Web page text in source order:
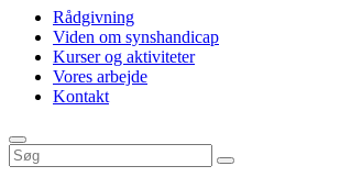
Rådgivning
Viden om synshandicap
Kurser og aktiviteter
Vores arbejde
Kontakt